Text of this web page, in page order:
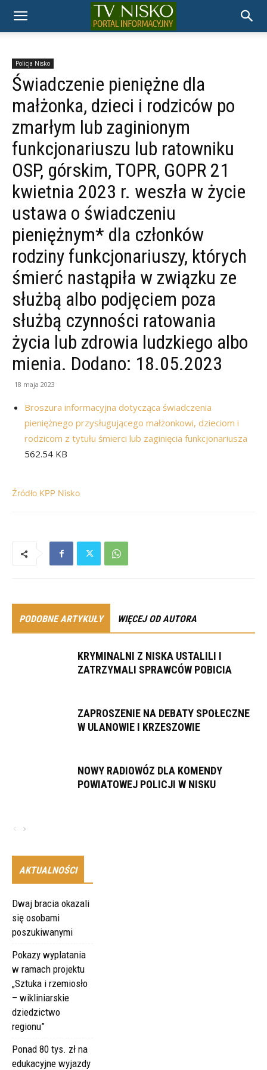
TELEWIZJA
NISKO
Policja Nisko
Świadczenie pieniężne dla
małżonka, dzieci i rodziców po
zmarłym lub zaginionym
funkcjonariuszu lub ratowniku
OSP, górskim, TOPR, GOPR 21
kwietnia 2023 r. weszła w życie
ustawa o świadczeniu
pieniężnym* dla członków
rodziny funkcjonariuszy, których
śmierć nastąpiła w związku ze
służbą albo podjęciem poza
służbą czynności ratowania
życia lub zdrowia ludzkiego albo
mienia. Dodano: 18.05.2023
18 maja 2023
Broszura informacyjna dotycząca świadczenia
pieniężnego przysługującego małżonkowi, dzieciom i
rodzicom z tytułu śmierci lub zaginięcia funkcjonariusza
562.54 KB
Źródło KPP Nisko
PODOBNE ARTYKUŁY WIĘCEJ OD AUTORA
KRYMINALNI Z NISKA USTALILI I
ZATRZYMALI SPRAWCÓW POBICIA
ZAPROSZENIE NA DEBATY SPOŁECZNE
W ULANOWIE I KRZESZOWIE
NOWY RADIOWÓZ DLA KOMENDY
POWIATOWEJ POLICJI W NISKU
AKTUALNOŚCI
Dwaj bracia okazali
się osobami
poszukiwanymi
Pokazy wyplatania
w ramach projektu
„Sztuka i rzemiosło
– wikliniarskie
dziedzictwo
regionu”
Ponad 80 tys. zł na
edukacyjne wyjazdy